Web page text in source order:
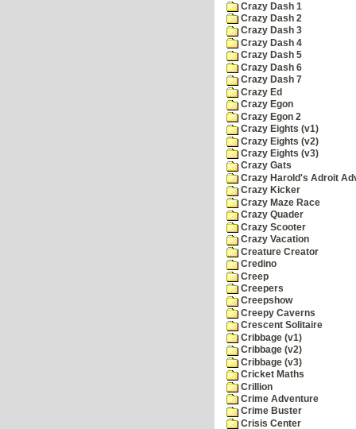
Crazy Dash 1
Crazy Dash 2
Crazy Dash 3
Crazy Dash 4
Crazy Dash 5
Crazy Dash 6
Crazy Dash 7
Crazy Ed
Crazy Egon
Crazy Egon 2
Crazy Eights (v1)
Crazy Eights (v2)
Crazy Eights (v3)
Crazy Gats
Crazy Harold's Adroit
Crazy Kicker
Crazy Maze Race
Crazy Quader
Crazy Scooter
Crazy Vacation
Creature Creator
Credino
Creep
Creepers
Creepshow
Creepy Caverns
Crescent Solitaire
Cribbage (v1)
Cribbage (v2)
Cribbage (v3)
Cricket Maths
Crillion
Crime Adventure
Crime Buster
Crisis Center